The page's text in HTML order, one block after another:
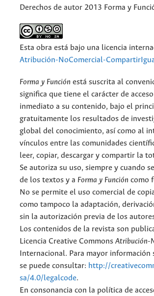
Derechos de autor 2013 Forma y
Esta obra está bajo una licencia
Atribución-NoComercial-
Forma y Función está suscrita al
significa que tiene el carácter de
inmediato a su contenido, bajo el
gratuitamente los resultados de
global del conocimiento, así como al
vínculos entre las comunidades
leer, copiar, descargar y compartir la
Se autoriza su uso, siempre y cuando
de los textos y a Forma y Función como
No se permite el uso comercial de
como tampoco la adaptación,
sin la autorización previa de los
Los contenidos de la revista son
Licencia Creative Commons Atribución-
Internacional. Para mayor
se puede consultar: http://
sa/4.0/legalcode.
En consonancia con la política de